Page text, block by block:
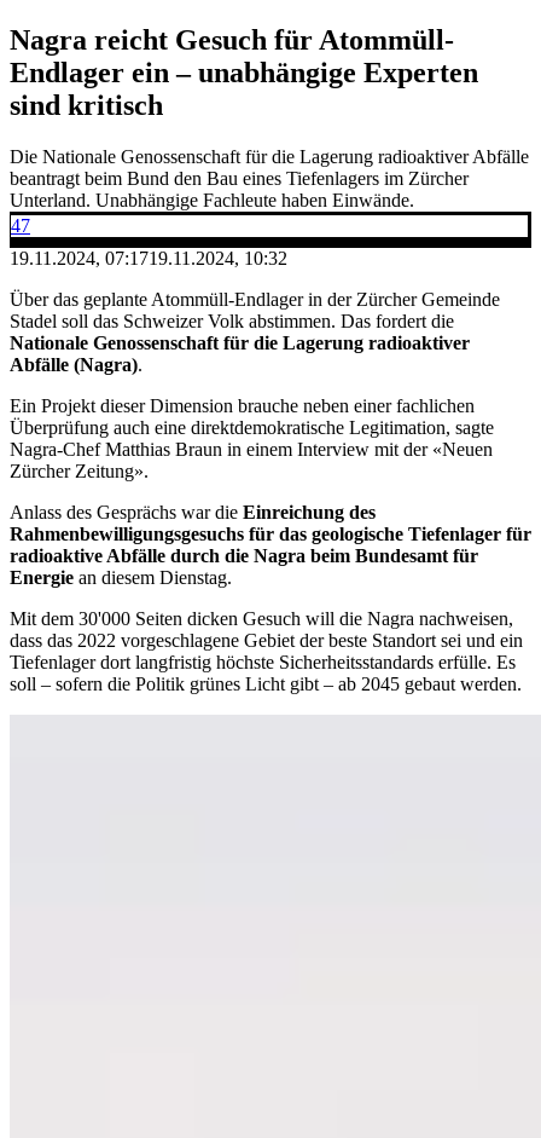
Nagra reicht Gesuch für Atommüll-
Endlager ein – unabhängige Experten
sind kritisch
Die Nationale Genossenschaft für die Lagerung radioaktiver Abfälle
beantragt beim Bund den Bau eines Tiefenlagers im Zürcher
Unterland. Unabhängige Fachleute haben Einwände.
47
19.11.2024, 07:1719.11.2024, 10:32
Über das geplante Atommüll-Endlager in der Zürcher Gemeinde
Stadel soll das Schweizer Volk abstimmen. Das fordert die
Nationale Genossenschaft für die Lagerung radioaktiver
Abfälle (Nagra).
Ein Projekt dieser Dimension brauche neben einer fachlichen
Überprüfung auch eine direktdemokratische Legitimation, sagte
Nagra-Chef Matthias Braun in einem Interview mit der «Neuen
Zürcher Zeitung».
Anlass des Gesprächs war die Einreichung des
Rahmenbewilligungsgesuchs für das geologische Tiefenlager für
radioaktive Abfälle durch die Nagra beim Bundesamt für
Energie an diesem Dienstag.
Mit dem 30'000 Seiten dicken Gesuch will die Nagra nachweisen,
dass das 2022 vorgeschlagene Gebiet der beste Standort sei und ein
Tiefenlager dort langfristig höchste Sicherheitsstandards erfülle. Es
soll – sofern die Politik grünes Licht gibt – ab 2045 gebaut werden.